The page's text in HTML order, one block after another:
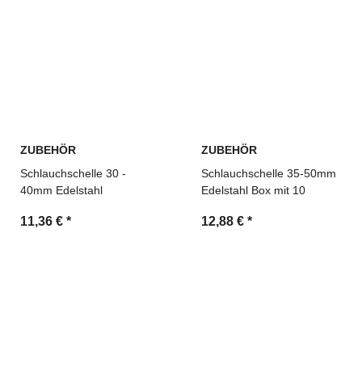
ZUBEHÖR
Schlauchschelle 30 -
40mm Edelstahl
11,36 € *
ZUBEHÖR
Schlauchschelle 35-50mm
Edelstahl Box mit 10
12,88 € *